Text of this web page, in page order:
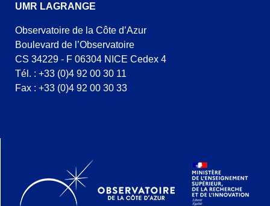
UMR LAGRANGE
Observatoire de la Côte d’Azur
Boulevard de l’Observatoire
CS 34229 - F 06304 NICE Cedex 4
Tél. : +33 (0)4 92 00 30 11
Fax : +33 (0)4 92 00 30 33